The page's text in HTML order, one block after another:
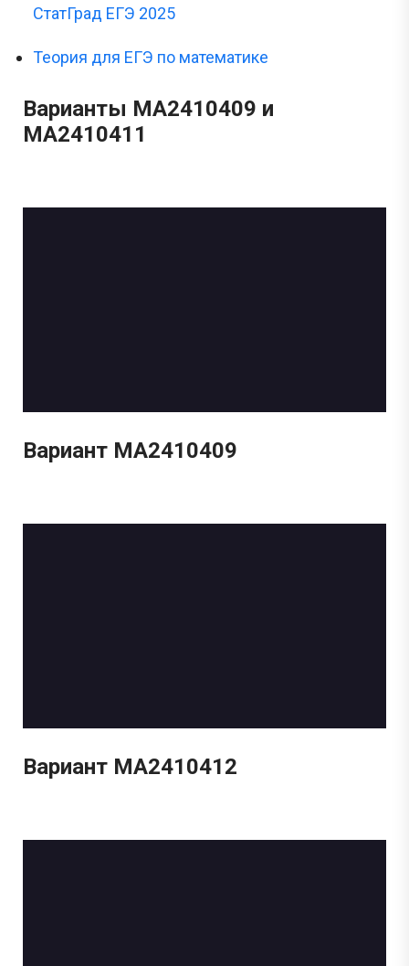
СтатГрад ЕГЭ 2025
Теория для ЕГЭ по математике
Варианты МА2410409 и
МА2410411
Вариант МА2410409
Вариант МА2410412